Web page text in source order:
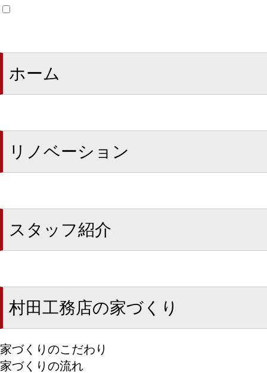
ホーム
リノベーション
スタッフ紹介
村田工務店の家づくり
家づくりのこだわり
家づくりの流れ